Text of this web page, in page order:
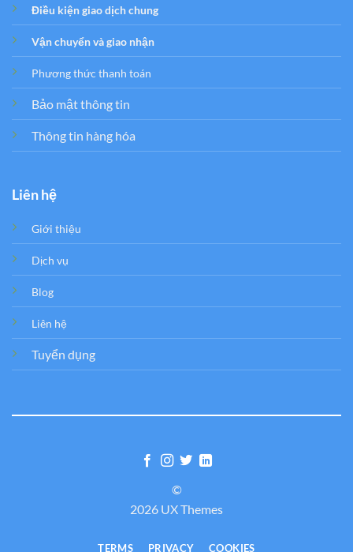
Điều kiện giao dịch chung
Vận chuyển và giao nhận
Phương thức thanh toán
Bảo mật thông tin
Thông tin hàng hóa
Liên hệ
Giới thiệu
Dịch vụ
Blog
Liên hệ
Tuyển dụng
©
2026 UX Themes
TERMS PRIVACY COOKIES